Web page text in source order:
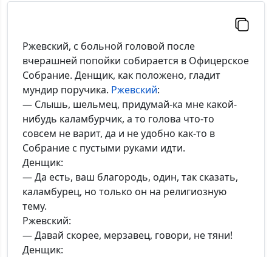
Ржевский, с больной головой после
вчерашней попойки собирается в Офицерское
Собрание. Денщик, как положено, гладит
мундир поручика. Ржевский:
— Слышь, шельмец, придумай-ка мне какой-
нибудь каламбурчик, а то голова что-то
совсем не варит, да и не удобно как-то в
Собрание с пустыми руками идти.
Денщик:
— Да есть, ваш благородь, один, так сказать,
каламбурец, но только он на религиозную
тему.
Ржевский:
— Давай скорее, мерзавец, говори, не тяни!
Денщик: